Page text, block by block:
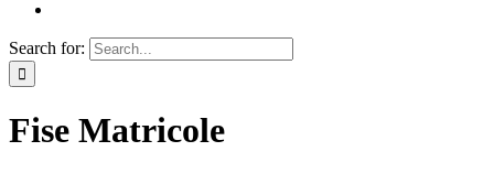
Search for:
Fise Matricole